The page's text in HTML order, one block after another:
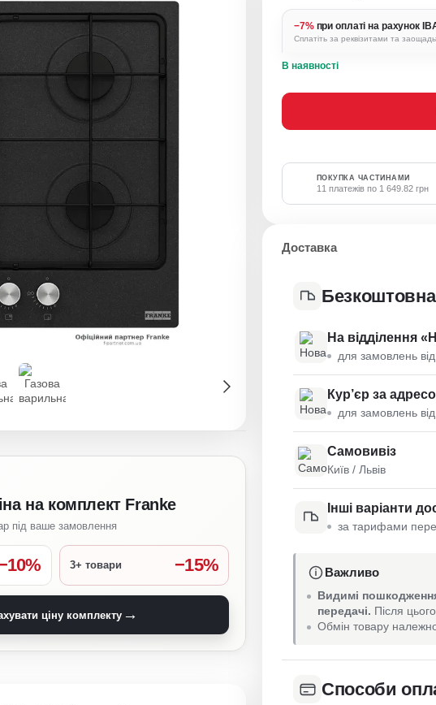
на комплект Franke
під ваше замовлення
3+ товари −15%
ціну комплекту →
−7% при оплаті на рахунок
Сплатіть за реквізитами та
В наявності
ПОКУПКА ЧАСТИНАМИ
11 платежів по 1 649.82 грн
Доставка
На відділення
для замовлень
Кур’єр за
для замовлень
Самовивіз
Київ / Львів
Інші варіанти
за тарифами
Важливо
Видимі
передачі. Після
Обмін товару
Способи